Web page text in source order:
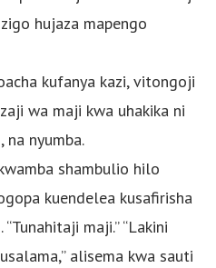
hujaza mapengo
kufanya kazi, vitongoji
wa maji kwa uhakika ni
na nyumba.
shambulio hilo
kuendelea kusafirisha
maji.” “Lakini
alisema kwa sauti